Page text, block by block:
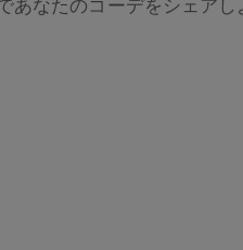
あなたのコーデをシェアし